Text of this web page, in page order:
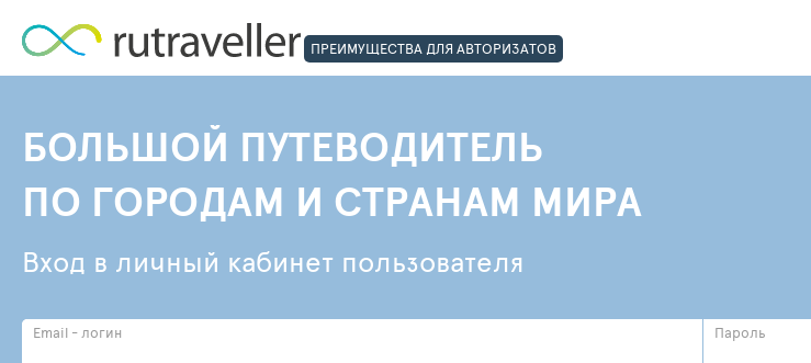
ПРЕИМУЩЕСТВА ДЛЯ АВТОРИЗАТОВ
БОЛЬШОЙ ПУТЕВОДИТЕЛЬ
ПО ГОРОДАМ И СТРАНАМ МИРА
Вход в личный кабинет пользователя
Email - логин Пароль